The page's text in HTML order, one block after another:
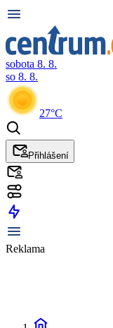
sobota 8. 8.
so 8. 8.
27°C
Přihlášení
Reklama